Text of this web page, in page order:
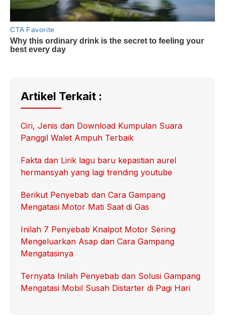
Artikel Terkait :
Ciri, Jenis dan Download Kumpulan Suara
Panggil Walet Ampuh Terbaik
Fakta dan Lirik lagu baru kepastian aurel
hermansyah yang lagi trending youtube
Berikut Penyebab dan Cara Gampang
Mengatasi Motor Mati Saat di Gas
Inilah 7 Penyebab Knalpot Motor Sering
Mengeluarkan Asap dan Cara Gampang
Mengatasinya
Ternyata Inilah Penyebab dan Solusi Gampang
Mengatasi Mobil Susah Distarter di Pagi Hari